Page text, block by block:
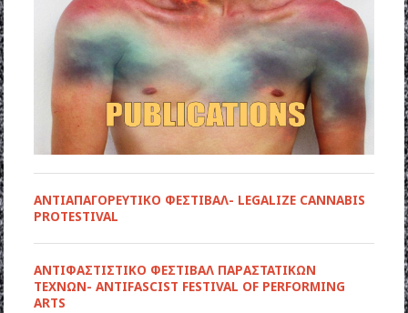
ΑΝΤΙΑΠΑΓΟΡΕΥΤΙΚΟ ΦΕΣΤΙΒΑΛ- LEGALIZE CANNABIS
PROTESTIVAL
ANTIΦΑΣΤΙΣΤΙΚΟ ΦΕΣΤΙΒΑΛ ΠΑΡΑΣΤΑΤΙΚΩΝ
ΤΕΧΝΩΝ- ANTIFASCIST FESTIVAL OF PERFORMING
ARTS